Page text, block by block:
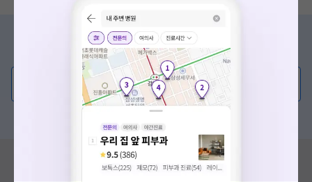
증상/치료, 궁금한 점이 있나요?
의사가 직접 답해드려요!
💬 무엇이든 물어보세요
혹은, 의료상담 서비스에 다양한 게시글 보러가기
혹시 잘못된 병원정보가 있나요?
모두닥 팀에 알려주세요!